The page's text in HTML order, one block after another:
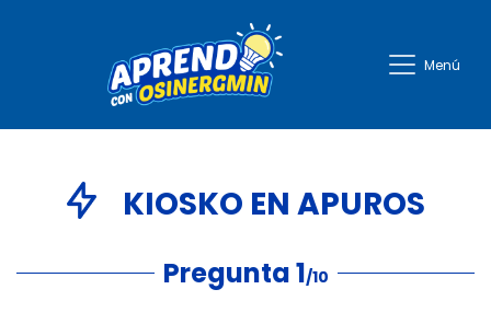
Aprendo con EnergiaMenú
KIOSKO EN APUROS
Pregunta 1/10